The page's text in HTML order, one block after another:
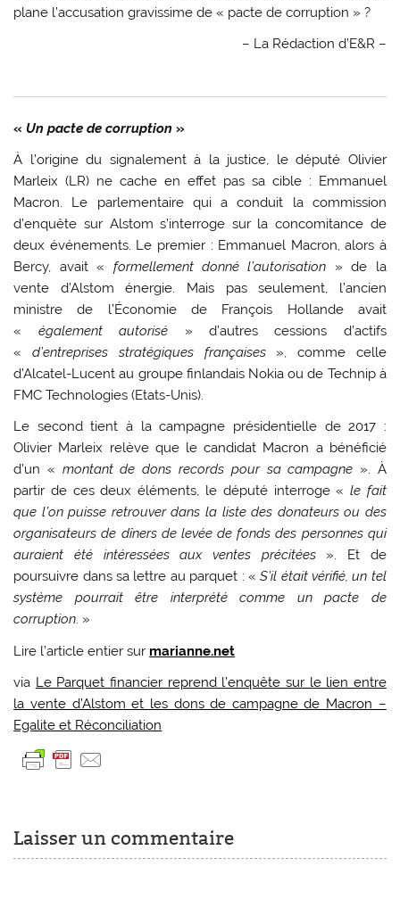
plane l’accusation gravissime de « pacte de corruption » ?
– La Rédaction d’E&R –
« Un pacte de corruption »
À l’origine du signalement à la justice, le député Olivier
Marleix (LR) ne cache en effet pas sa cible : Emmanuel
Macron. Le parlementaire qui a conduit la commission
d’enquête sur Alstom s’interroge sur la concomitance de
deux événements. Le premier : Emmanuel Macron, alors à
Bercy, avait « formellement donné l’autorisation » de la
vente d’Alstom énergie. Mais pas seulement, l’ancien
ministre de l’Économie de François Hollande avait
« également autorisé » d’autres cessions d’actifs
« d’entreprises stratégiques françaises», comme celle
d’Alcatel-Lucent au groupe finlandais Nokia ou de Technip à
FMC Technologies (Etats-Unis).
Le second tient à la campagne présidentielle de 2017 :
Olivier Marleix relève que le candidat Macron a bénéficié
d’un « montant de dons records pour sa campagne ». À
partir de ces deux éléments, le député interroge «le fait
que l’on puisse retrouver dans la liste des donateurs ou des
organisateurs de dîners de levée de fonds des personnes qui
auraient été intéressées aux ventes précitées». Et de
poursuivre dans sa lettre au parquet : «S’il était vérifié, un tel
système pourrait être interprété comme un pacte de
corruption. »
Lire l’article entier sur marianne.net
via Le Parquet financier reprend l’enquête sur le lien entre
la vente d’Alstom et les dons de campagne de Macron –
Egalite et Réconciliation
Laisser un commentaire